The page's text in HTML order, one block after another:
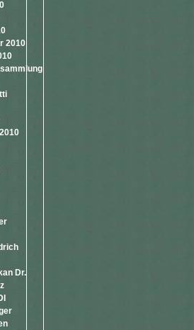
2010
Dr.